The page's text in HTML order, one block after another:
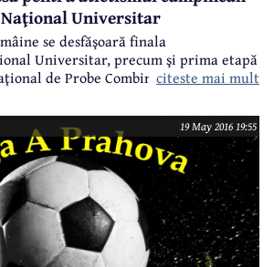
Universitar
se desfăşoară finala
Universitar, precum şi prima etapă
de Probe Combinate pentru
după-amiază, atletismul câmpinean
preţioasă, fiind la un pas de
medalii, ambele în probele de
citeste mai mult
19 May 2016 19:55